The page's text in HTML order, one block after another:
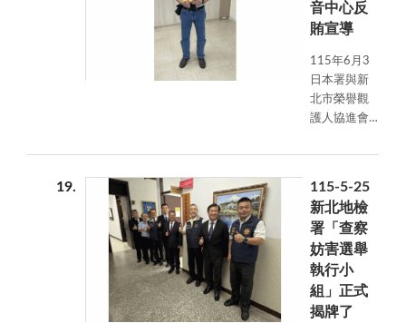
宣導，讓民
眾在培養規
持身體健康
的同時，也
能提升反賄
選及防詐騙
活、守法反
賄、防詐有
方」的正確
觀念。
音中心反
賄宣導
115年6月3
日本署與新
北市榮譽觀
護人協進會
樹福音中心
來相挺，聯
手反賄
選」。
19
115-5-25
新北地檢
署「查察
妨害選舉
執行小
組」正式
揭牌了